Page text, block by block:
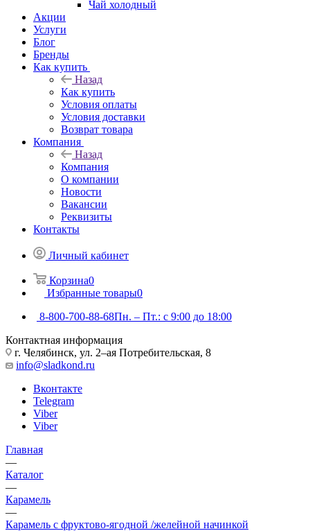
Чай холодный
Акции
Услуги
Блог
Бренды
Как купить
Назад
Как купить
Условия оплаты
Условия доставки
Возврат товара
Компания
Назад
Компания
О компании
Новости
Вакансии
Реквизиты
Контакты
Личный кабинет
Корзина0
Избранные товары0
8-800-700-88-68Пн. – Пт.: с 9:00 до 18:00
Контактная информация
г. Челябинск, ул. 2–ая Потребительская, 8
info@sladkond.ru
Вконтакте
Telegram
Viber
Viber
Главная
—
Каталог
—
Карамель
—
Карамель с фруктово-ягодной /желейной начинкой